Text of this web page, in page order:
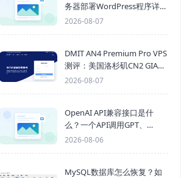
务器部署WordPress程序详细
步骤
2026-08-07
DMIT AN4 Premium Pro VPS
测评：美国洛杉矶CN2 GIA三
网优化线路性能测试
2026-08-07
OpenAI API兼容接口是什
么？一个API调用GPT、
Claude、Gemini、DeepSeek
2026-08-06
MySQL数据库怎么恢复？如